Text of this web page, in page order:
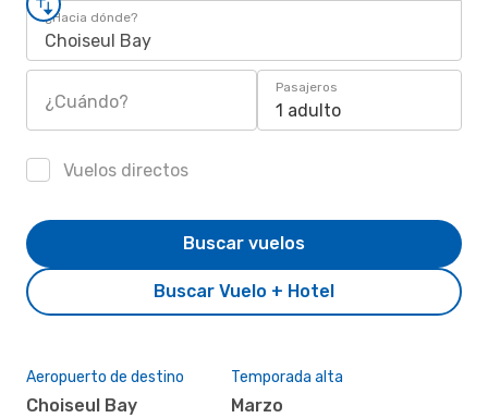
¿Hacia dónde?
Choiseul Bay
¿Cuándo?
Pasajeros
1 adulto
Vuelos directos
Buscar Vuelo + Hotel
Buscar vuelos
Aeropuerto de destino
Choiseul Bay
Temporada alta
marzo